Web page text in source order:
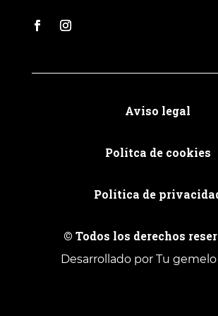
Aviso legal
Polítca de cookies
Política de
© Todos los derechos
Desarrollado por Tu